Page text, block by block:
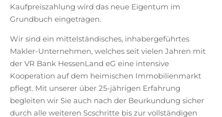
Kaufpreiszahlung wird das neue Eigentum im
Grundbuch eingetragen.
Wir sind ein mittelständisches, inhabergeführtes
Makler-Unternehmen, welches seit vielen Jahren mit
der VR Bank HessenLand eG eine intensive
Kooperation auf dem heimischen Immobilienmarkt
pflegt. Mit unserer über 25-jährigen Erfahrung
begleiten wir Sie auch nach der Beurkundung sicher
durch alle weiteren Scschritte bis zur vollständigen